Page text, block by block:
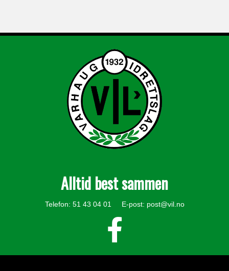
Alltid best sammen
Telefon: 51 43 04 01 E-post: post@vil.no